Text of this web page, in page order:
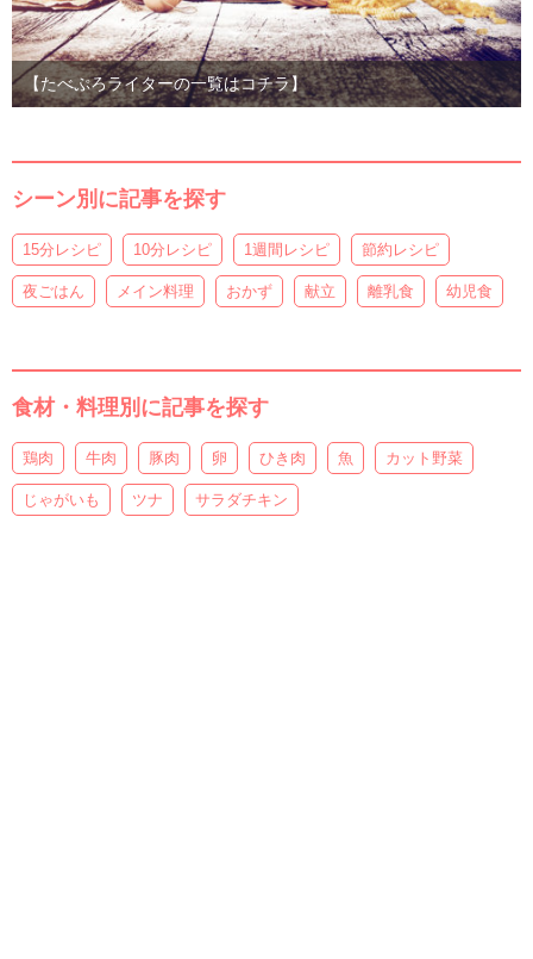
【たべぷろライターの一覧はコチラ】
シーン別に記事を探す
15分レシピ 10分レシピ 1週間レシピ 節約レシピ
夜ごはん メイン料理 おかず 献立 離乳食 幼児食
食材・料理別に記事を探す
鶏肉 牛肉 豚肉 卵 ひき肉 魚 カット野菜
じゃがいも ツナ サラダチキン